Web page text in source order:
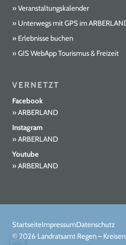
Veranstaltungskalender
Unterwegs mit GPS im
Erlebnisse buchen
GIS WebApp Tourismus & Freizeit
VERNETZT
Facebook
ARBERLAND
Instagram
ARBERLAND
Youtube
ARBERLAND
StartseiteImpressumDatenschutz
© 2026 Landratsamt Regen –